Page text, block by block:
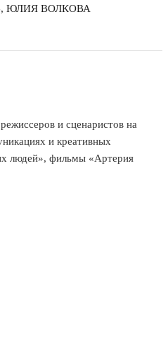
ЮЛИЯ ВОЛКОВА
и сценаристов на
и креативных
людей», фильмы «Артерия